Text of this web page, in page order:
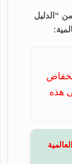
“الدليل
هذه